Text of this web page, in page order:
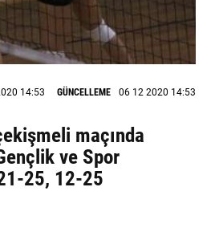
14:53 GÜNCELLEME 06 12 2020 14:53
maçında
ve Spor
25, 12-25